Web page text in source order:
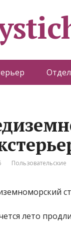
Пользовательские
лето